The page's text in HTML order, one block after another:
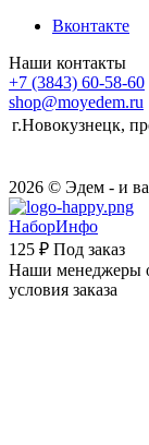
Вконтакте
Наши контакты
+7 (3843) 60-58-60
shop@moyedem.ru
г.Новокузнецк,
2026 © Эдем - и
НаборИнфо
125 ₽ Под заказ
Наши менеджеры
условия заказа